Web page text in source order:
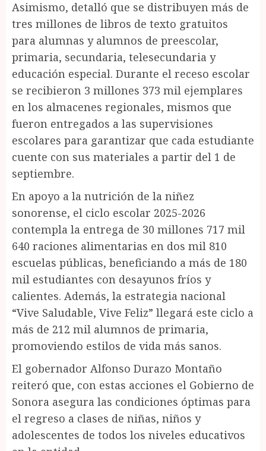
Asimismo, detalló que se distribuyen más de
tres millones de libros de texto gratuitos
para alumnas y alumnos de preescolar,
primaria, secundaria, telesecundaria y
educación especial. Durante el receso escolar
se recibieron 3 millones 373 mil ejemplares
en los almacenes regionales, mismos que
fueron entregados a las supervisiones
escolares para garantizar que cada estudiante
cuente con sus materiales a partir del 1 de
septiembre.
En apoyo a la nutrición de la niñez
sonorense, el ciclo escolar 2025-2026
contempla la entrega de 30 millones 717 mil
640 raciones alimentarias en dos mil 810
escuelas públicas, beneficiando a más de 180
mil estudiantes con desayunos fríos y
calientes. Además, la estrategia nacional
“Vive Saludable, Vive Feliz” llegará este ciclo a
más de 212 mil alumnos de primaria,
promoviendo estilos de vida más sanos.
El gobernador Alfonso Durazo Montaño
reiteró que, con estas acciones el Gobierno de
Sonora asegura las condiciones óptimas para
el regreso a clases de niñas, niños y
adolescentes de todos los niveles educativos